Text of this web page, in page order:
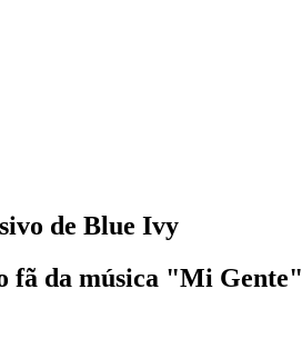
de Blue Ivy
fã da música "Mi Gente"